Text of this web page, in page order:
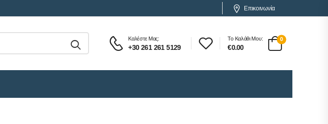
Επικοινωνία
Καλέστε Μας:
+30 261 261 5129
Το Καλάθι Μου:
€0.00
0